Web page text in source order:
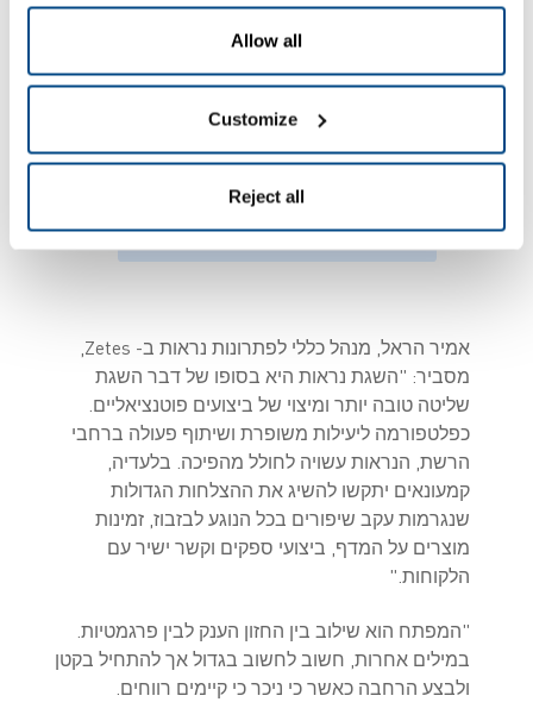
Allow all
Customize
Reject all
בסופו של דבר השגת
שליטה טובה יותר ומיצוי
של ביצועים
פוטנציאליים" – אמיר
הראל, מנהל כללי
לפתרונות נראות
אמיר הראל, מנהל כללי לפתרונות נראות ב- Zetes,
מסביר: "השגת נראות היא בסופו של דבר השגת
שליטה טובה יותר ומיצוי של ביצועים פוטנציאליים.
כפלטפורמה ליעילות משופרת ושיתוף פעולה ברחבי
הרשת, הנראות עשויה לחולל מהפיכה. בלעדיה,
קמעונאים יתקשו להשיג את ההצלחות הגדולות
שנגרמות עקב שיפורים בכל הנוגע לבזבוז, זמינות
מוצרים על המדף, ביצועי ספקים וקשר ישיר עם
הלקוחות."
"המפתח הוא שילוב בין החזון הענק לבין פרגמטיות.
במילים אחרות, חשוב לחשוב בגדול אך להתחיל בקטן
ולבצע הרחבה כאשר כי ניכר כי קיימים רווחים.